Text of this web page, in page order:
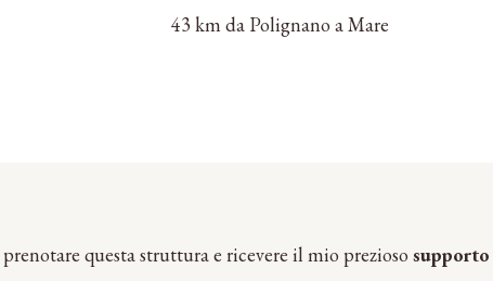
43 km da Polignano a Mare
questa struttura e ricevere il mio preziososupporto